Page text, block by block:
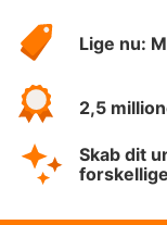
HotelSpecials
Lige nu:
2,5
Skab dit